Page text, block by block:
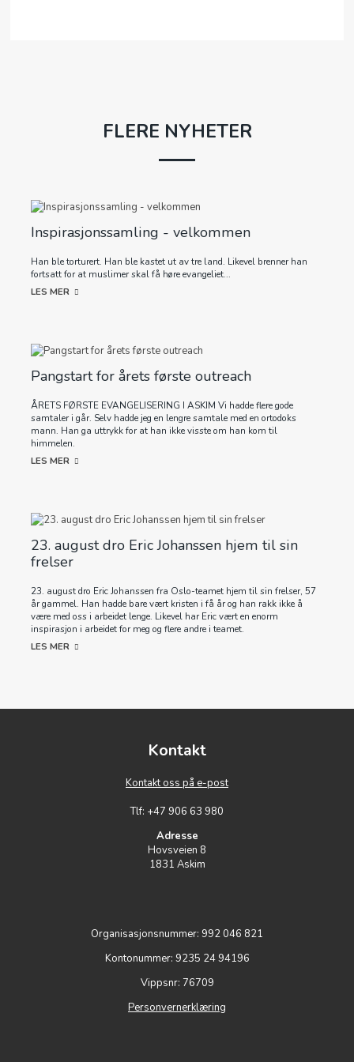
FLERE NYHETER
Inspirasjonssamling - velkommen
Han ble torturert. Han ble kastet ut av tre land. Likevel brenner han
fortsatt for at muslimer skal få høre evangeliet...
LES MER
Pangstart for årets første outreach
ÅRETS FØRSTE EVANGELISERING I ASKIM Vi hadde flere gode
samtaler i går. Selv hadde jeg en lengre samtale med en ortodoks
mann. Han ga uttrykk for at han ikke visste om han kom til
himmelen.
LES MER
23. august dro Eric Johanssen hjem til sin
frelser
23. august dro Eric Johanssen fra Oslo-teamet hjem til sin frelser, 57
år gammel. Han hadde bare vært kristen i få år og han rakk ikke å
være med oss i arbeidet lenge. Likevel har Eric vært en enorm
inspirasjon i arbeidet for meg og flere andre i teamet.
LES MER
Kontakt
Kontakt oss på e-post
Tlf: +47 906 63 980
Adresse
Hovsveien 8
1831 Askim
Organisasjonsnummer: 992 046 821
Kontonummer: 9235 24 94196
Vippsnr: 76709
Personvernerklæring